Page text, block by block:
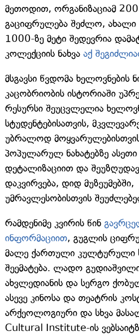
მეთოდით, ორგანიზაციამ 200
გაციფრულება შეძლო, ახალი
1000-ზე მეტი შედევრია
კოლექციის ნახვა აქ
მსგავსი წვდომა ხელოვნების
კაცობრიობის ისტორიაში
რესურსი შეუცვლელია
სტუდენტებისათვის,
უბრალოდ
პოპულარულ ნახატებზე
დეტალიზაციით და
დაკვირვება, დიდ მუზეუმებში,
უმრავლესობისთვის
რამდენიმე კვირის წინ
ინფორმაციით, გუგლის
მალე ქართული კულტურული
შეემატება. ლადო
ახვლედიანის და სერგო
ასევე კინოსა და თეატრის
არქეოლოგიური და სხვა
Cultural Institute-ის